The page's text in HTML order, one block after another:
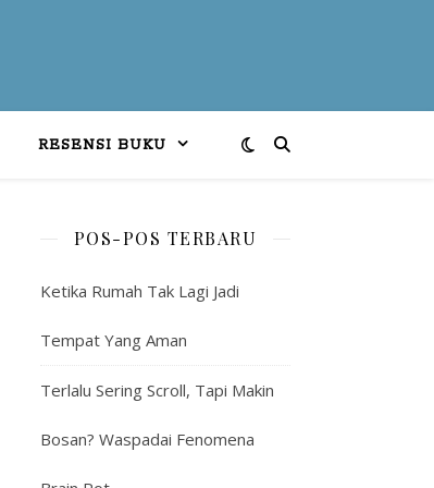
RESENSI BUKU
POS-POS TERBARU
Ketika Rumah Tak Lagi Jadi
Tempat Yang Aman
Terlalu Sering Scroll, Tapi Makin
Bosan? Waspadai Fenomena